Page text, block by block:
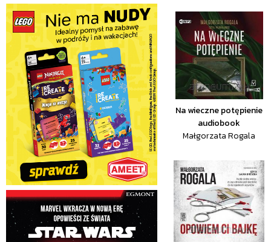
Na wieczne potępienie
audiobook
Małgorzata Rogala